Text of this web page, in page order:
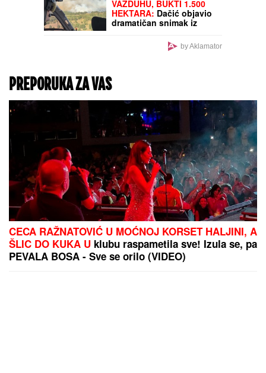
VAZDUHU, BUKTI 1.500
HEKTARA: Dačić objavio
dramatičan snimak iz
Umorni su, ali ne stajuby Aklamator
PREPORUKA ZA VAS
CECA RAŽNATOVIĆ U MOĆNOJ KORSET HALJINI, A
ŠLIC DO KUKA U klubu raspametila sve! Izula se, pa
PEVALA BOSA - Sve se orilo (VIDEO)